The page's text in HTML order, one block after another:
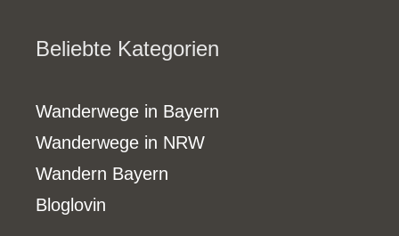
Beliebte Kategorien
Wanderwege in Bayern
Wanderwege in NRW
Wandern Bayern
Bloglovin